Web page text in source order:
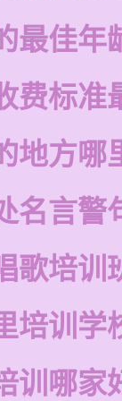
最佳年
费标准
地方哪
名言警
歌培训
培训学
训哪家